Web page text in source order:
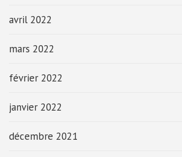
avril 2022
mars 2022
février 2022
janvier 2022
décembre 2021